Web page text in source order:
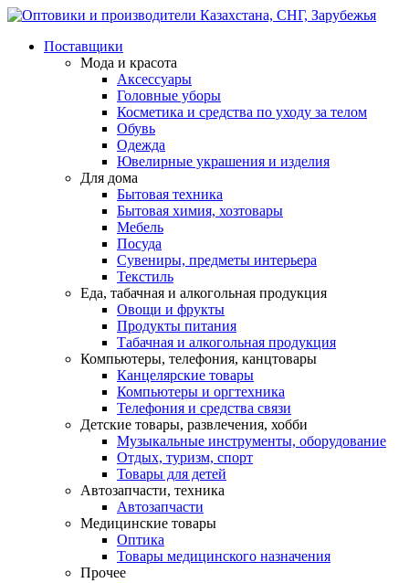
Поставщики
Мода и красота
Аксессуары
Головные уборы
Косметика и средства по уходу за телом
Обувь
Одежда
Ювелирные украшения и изделия
Для дома
Бытовая техника
Бытовая химия, хозтовары
Мебель
Посуда
Сувениры, предметы интерьера
Текстиль
Еда, табачная и алкогольная продукция
Овощи и фрукты
Продукты питания
Табачная и алкогольная продукция
Компьютеры, телефония, канцтовары
Канцелярские товары
Компьютеры и оргтехника
Телефония и средства связи
Детские товары, развлечения, хобби
Музыкальные инструменты, оборудование
Отдых, туризм, спорт
Товары для детей
Автозапчасти, техника
Автозапчасти
Медицинские товары
Оптика
Товары медицинского назначения
Прочее